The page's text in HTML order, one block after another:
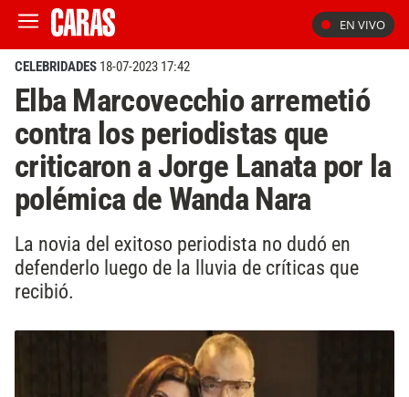
EN VIVO
CELEBRIDADES 18-07-2023 17:42
Elba Marcovecchio arremetió
contra los periodistas que
criticaron a Jorge Lanata por la
polémica de Wanda Nara
La novia del exitoso periodista no dudó en
defenderlo luego de la lluvia de críticas que
recibió.